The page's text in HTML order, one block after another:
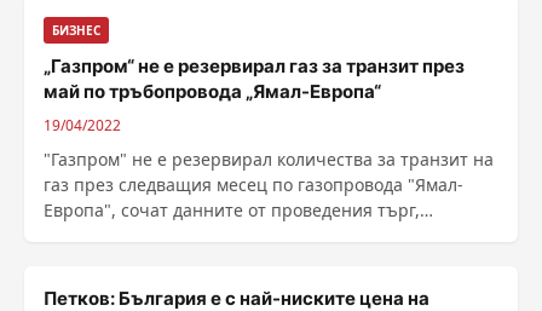
БИЗНЕС
„Газпром“ не е резервирал газ за транзит през
май по тръбопровода „Ямал-Европа“
19/04/2022
"Газпром" не е резервирал количества за транзит на
газ през следващия месец по газопровода "Ямал-
Европа", сочат данните от проведения търг,
Петков: България е с най-ниските цена на